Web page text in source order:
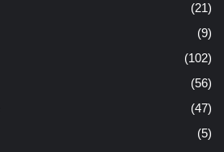
(21)
(9)
(102)
(56)
(47)
(5)